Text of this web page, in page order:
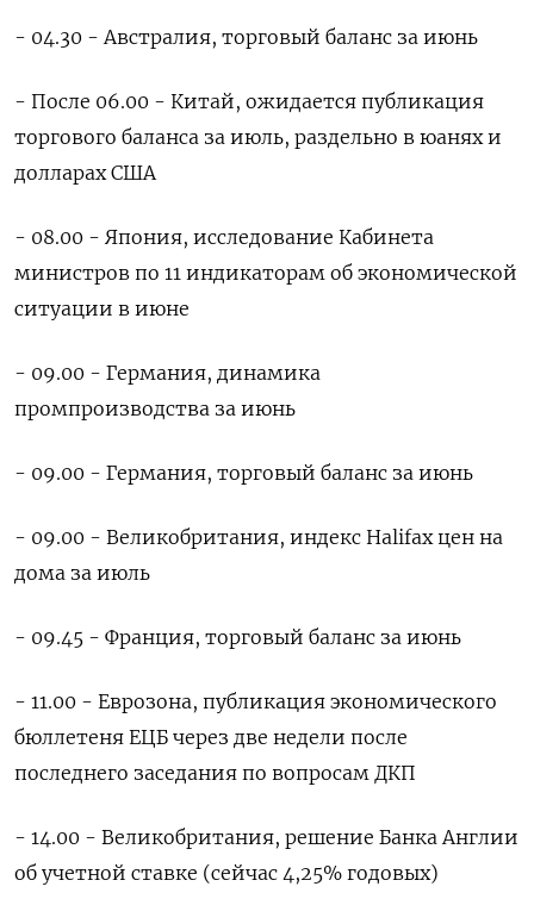
- 04.30 - Австралия, торговый баланс за июнь
- После 06.00 - Китай, ожидается публикация
торгового баланса за июль, раздельно в юанях и
долларах США
- 08.00 - Япония, исследование Кабинета
министров по 11 индикаторам об экономической
ситуации в июне
- 09.00 - Германия, динамика
промпроизводства за июнь
- 09.00 - Германия, торговый баланс за июнь
- 09.00 - Великобритания, индекс Halifax цен на
дома за июль
- 09.45 - Франция, торговый баланс за июнь
- 11.00 - Еврозона, публикация экономического
бюллетеня ЕЦБ через две недели после
последнего заседания по вопросам ДКП
- 14.00 - Великобритания, решение Банка Англии
об учетной ставке (сейчас 4,25% годовых)